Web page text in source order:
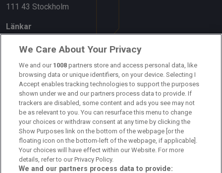
111 43 Stockholm
Länkar
Om oss
Kontakta oss
Kundtjänst
Sponsor: Rekatochklart
Annonsera på Fotbolldirekt
Redaktionell policy
Personuppgiftspolicy
We Care About Your Privacy
We and our 1008 partners store and access personal data, like
browsing data or unique identifiers, on your device. Selecting I
Accept enables tracking technologies to support the purposes
shown under we and our partners process data to provide. If
trackers are disabled, some content and ads you see may not
be as relevant to you. You can resurface this menu to change
your choices or withdraw consent at any time by clicking the
Show Purposes link on the bottom of the webpage [or the
floating icon on the bottom-left of the webpage, if applicable].
Your choices will have effect within our Website. For more
details, refer to our Privacy Policy.
We and our partners process data to provide: